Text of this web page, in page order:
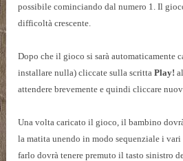
possibile cominciando dal numero 1. Il
difficoltà crescente.
Dopo che il gioco si sarà automaticamente
installare nulla) cliccate sulla scrittaPlay!
attendere brevemente e quindi cliccare
Una volta caricato il gioco, il bambino
la matita unendo in modo sequenziale i
farlo dovrà tenere premuto il tasto sinistro